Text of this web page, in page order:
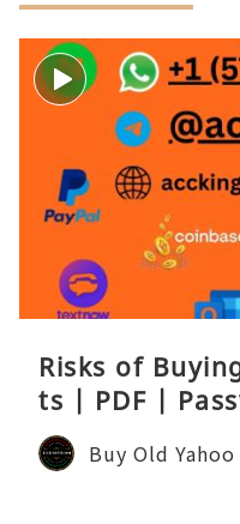
Risks of
ts | PDF |
Buy Old